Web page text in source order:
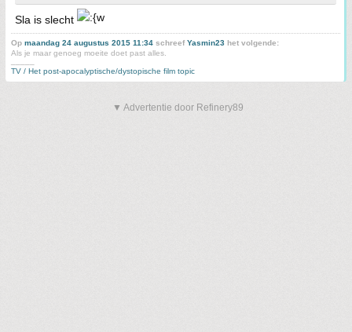
Sla is slecht
Op maandag 24 augustus 2015 11:34 schreefYasmin23 het volgende:
Als je maar genoeg moeite doet past alles.
TV / Het post-apocalyptische/dystopische film topic
▼ Advertentie door Refinery89